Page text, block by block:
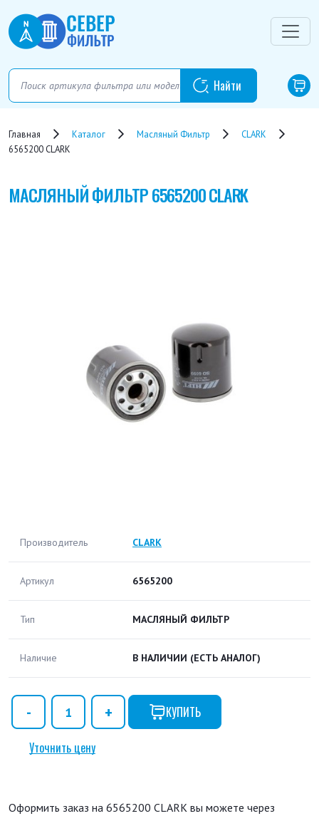
Главная Каталог Масляный Фильтр
CLARK
6565200 CLARK
МАСЛЯНЫЙ ФИЛЬТР6565200 CLARK
Производитель CLARK
Артикул 6565200
Тип МАСЛЯНЫЙ ФИЛЬТР
Наличие В НАЛИЧИИ (ЕСТЬ АНАЛОГ)
КУПИТЬ
Уточнить цену
Оформить заказ на 6565200 CLARK вы можете через